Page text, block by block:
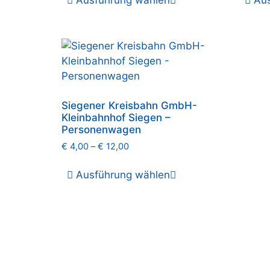
Siegener Kreisbahn GmbH-
Kleinbahnhof Siegen –
Personenwagen
€ 4,00 –€ 12,00
Ausführung wählen